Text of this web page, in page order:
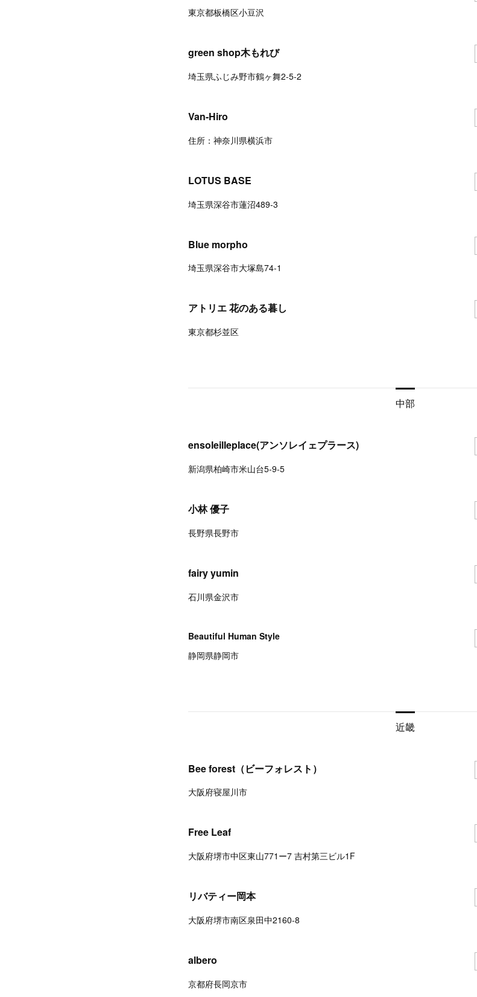
東京都板橋区小豆沢
green shop木もれび
埼玉県ふじみ野市鶴ヶ舞2-5-2
Van-Hiro
住所：神奈川県横浜市
LOTUS BASE
埼玉県深谷市蓮沼489-3
Blue morpho
埼玉県深谷市大塚島74-1
アトリエ 花のある暮し
東京都杉並区
中部
ensoleilleplace(アンソレイェプラース)
新潟県柏崎市米山台5-9-5
小林 優子
長野県長野市
fairy yumin
石川県金沢市
Beautiful Human Style
静岡県静岡市
近畿
Bee forest（ビーフォレスト）
大阪府寝屋川市
Free Leaf
大阪府堺市中区東山771ー7 吉村第三ビル1F
リバティー岡本
大阪府堺市南区泉田中2160-8
albero
京都府長岡京市